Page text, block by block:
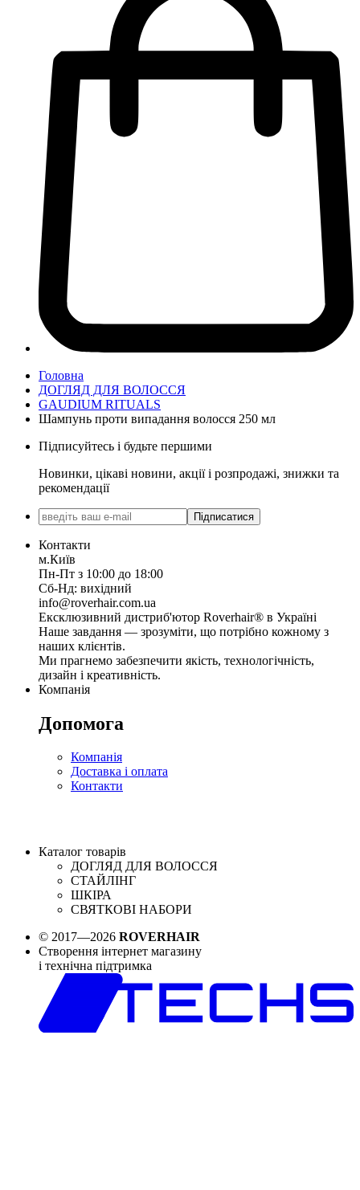
Головна
ДОГЛЯД ДЛЯ ВОЛОССЯ
GAUDIUM RITUALS
Шампунь проти випадання волосся 250 мл
Підписуйтесь і будьте першими
Новинки, цікаві новини, акції і розпродажі, знижки та
рекомендації
Підписатися
Контакти
м.Київ
Пн-Пт з 10:00 до 18:00
Сб-Нд: вихідний
info@roverhair.com.ua
Ексклюзивний дистриб'ютор Roverhair® в Україні
Наше завдання — зрозуміти, що потрібно кожному з
наших клієнтів.
Ми прагнемо забезпечити якість, технологічність,
дизайн і креативність.
Компанія
Допомога
Компанія
Доставка і оплата
Контакти
Каталог товарів
ДОГЛЯД ДЛЯ ВОЛОССЯ
СТАЙЛІНГ
ШКІРА
СВЯТКОВІ НАБОРИ
© 2017—2026 ROVERHAIR
Створення інтернет магазину
і технічна підтримка